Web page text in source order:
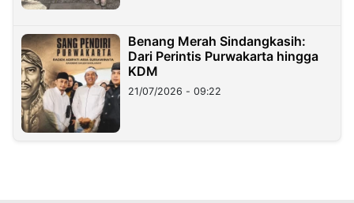
Benang Merah Sindangkasih:
Dari Perintis Purwakarta hingga
KDM
21/07/2026 - 09:22